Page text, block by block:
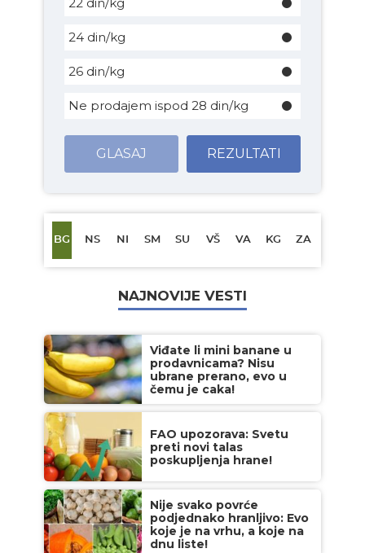
24 din/kg
26 din/kg
Ne prodajem ispod 28 din/kg
GLASAJ REZULTATI
BG NS NI SM SU VŠ VA KG ZA
NAJNOVIJE VESTI
Viđate li mini banane u
prodavnicama? Nisu
ubrane prerano, evo u
čemu je caka!
FAO upozorava: Svetu
preti novi talas
poskupljenja hrane!
Nije svako povrće
podjednako hranljivo: Evo
koje je na vrhu, a koje na
dnu liste!